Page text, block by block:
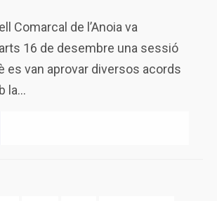
Comarcal de l’Anoia va
16 de desembre una sessió
es van aprovar diversos acords
la...